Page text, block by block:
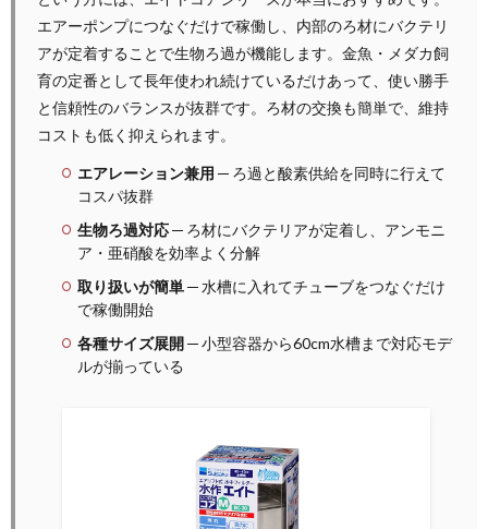
エアーポンプにつなぐだけで稼働し、内部のろ材にバクテリ
アが定着することで生物ろ過が機能します。金魚・メダカ飼
育の定番として長年使われ続けているだけあって、使い勝手
と信頼性のバランスが抜群です。ろ材の交換も簡単で、維持
コストも低く抑えられます。
エアレーション兼用 ─ ろ過と酸素供給を同時に行えて
コスパ抜群
生物ろ過対応─ ろ材にバクテリアが定着し、アンモニ
ア・亜硝酸を効率よく分解
取り扱いが簡単─ 水槽に入れてチューブをつなぐだけ
で稼働開始
各種サイズ展開─ 小型容器から60cm水槽まで対応モデ
ルが揃っている